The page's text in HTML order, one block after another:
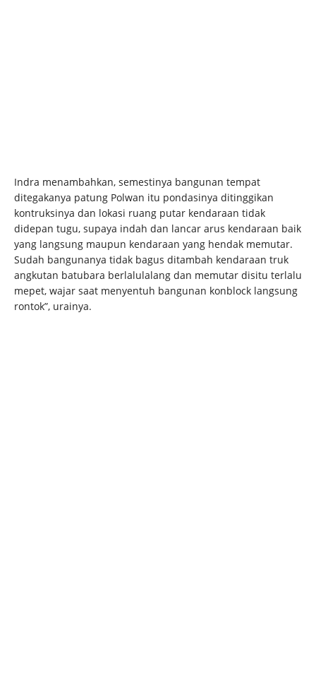
Indra menambahkan, semestinya bangunan tempat
ditegakanya patung Polwan itu pondasinya ditinggikan
kontruksinya dan lokasi ruang putar kendaraan tidak
didepan tugu, supaya indah dan lancar arus kendaraan baik
yang langsung maupun kendaraan yang hendak memutar.
Sudah bangunanya tidak bagus ditambah kendaraan truk
angkutan batubara berlalulalang dan memutar disitu terlalu
mepet, wajar saat menyentuh bangunan konblock langsung
rontok”, urainya.